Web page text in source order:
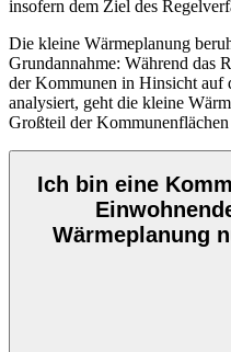
insofern dem Ziel des
Die kleine Wärmeplanung
Grundannahme: Während das
der Kommunen in Hinsicht auf
analysiert, geht die kleine
Großteil der
Ich bin eine
Wärmeplanung